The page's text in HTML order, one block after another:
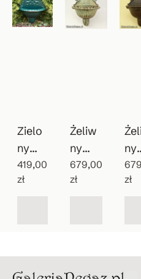
Zielo
ny
wiszą
cy
419,00
zł
Żeliw
ny
patyn
owan
679,00
zł
ny
zł